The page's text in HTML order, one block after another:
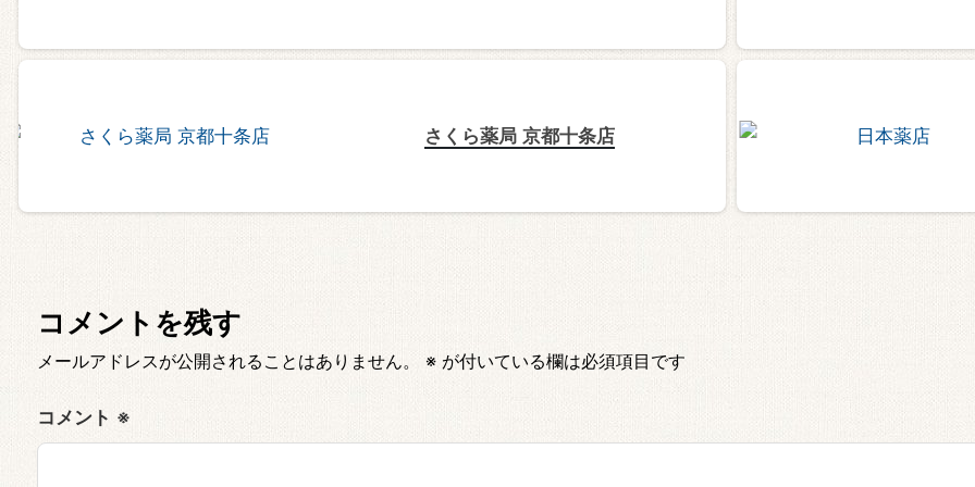
さくら薬局 京都十条店
コメントを残す
メールアドレスが公開されることはありません。 ※ が付いている欄は必須項目です
コメント ※